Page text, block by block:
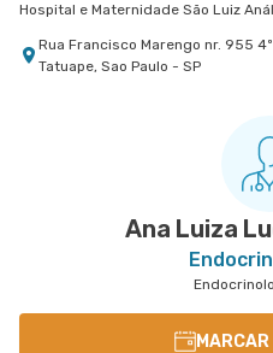
Hospital e Maternidade São Luiz
Rua Francisco Marengo nr. 955
Tatuape, Sao Paulo - SP
Rua do Oratorio nr. 1369 - Mooca,
Rua Tingoassuiba nr. 15 Centro
Ana Luiza